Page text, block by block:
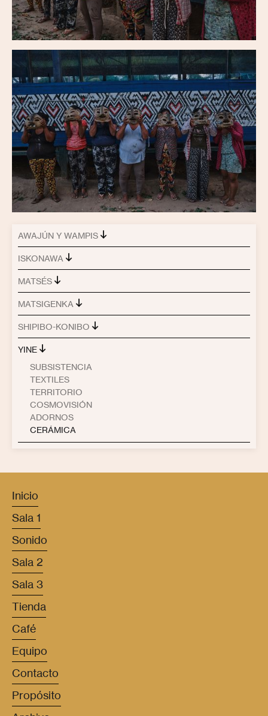
AWAJÚN Y WAMPIS
ISKONAWA
MATSÉS
MATSIGENKA
SHIPIBO-KONIBO
YINE
SUBSISTENCIA
TEXTILES
TERRITORIO
COSMOVISIÓN
ADORNOS
CERÁMICA
Inicio
Sala 1
Sonido
Sala 2
Sala 3
Tienda
Café
Equipo
Contacto
Propósito